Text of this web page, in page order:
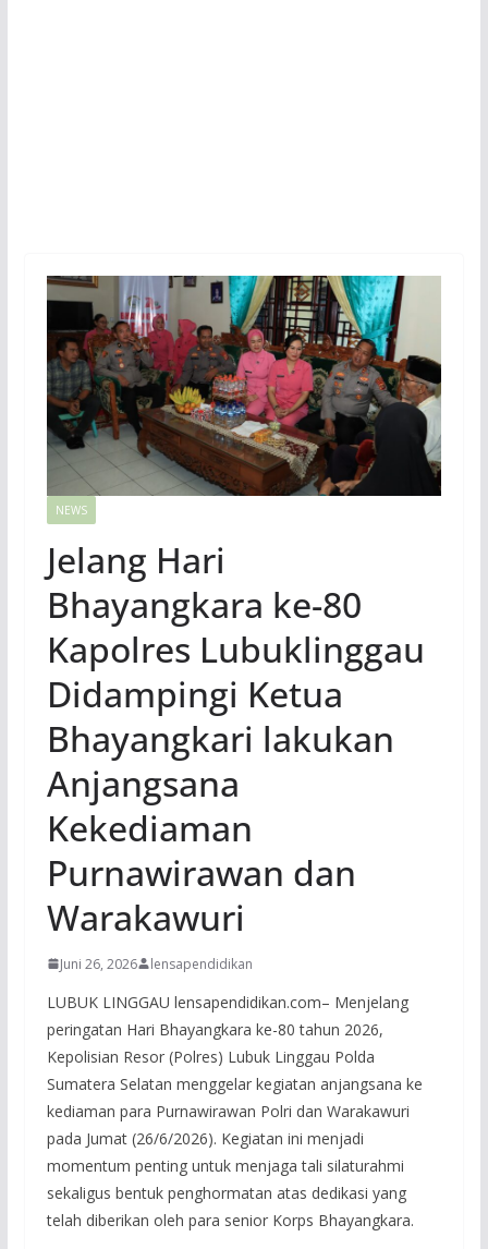
NEWS
Jelang Hari
Bhayangkara ke-80
Kapolres Lubuklinggau
Didampingi Ketua
Bhayangkari lakukan
Anjangsana
Kekediaman
Purnawirawan dan
Warakawuri
Juni 26, 2026 lensapendidikan
LUBUK LINGGAU lensapendidikan.com– Menjelang
peringatan Hari Bhayangkara ke-80 tahun 2026,
Kepolisian Resor (Polres) Lubuk Linggau Polda
Sumatera Selatan menggelar kegiatan anjangsana ke
kediaman para Purnawirawan Polri dan Warakawuri
pada Jumat (26/6/2026). Kegiatan ini menjadi
momentum penting untuk menjaga tali silaturahmi
sekaligus bentuk penghormatan atas dedikasi yang
telah diberikan oleh para senior Korps Bhayangkara.